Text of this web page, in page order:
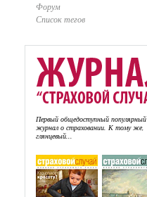
Форум
Список тегов
Первый общедоступный популярный
журнал о страховании. К тому же,
глянцевый...